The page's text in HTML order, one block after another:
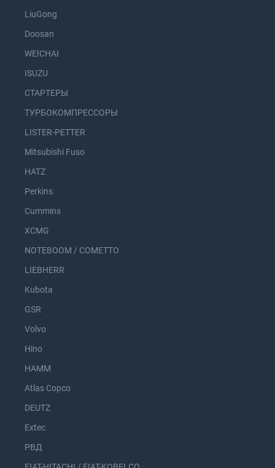
LiuGong
Doosan
WEICHAI
ISUZU
СТАРТЕРЫ
ТУРБОКОМПРЕССОРЫ
LISTER-PETTER
Mitsubishi Fuso
HATZ
Perkins
Cummins
XCMG
NOTEBOOM / COMETTO
LIEBHERR
Kubota
GSR
Volvo
Hino
HAMM
Atlas Copco
DEUTZ
Extec
РВД